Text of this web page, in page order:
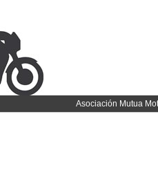
Asociación Mutua